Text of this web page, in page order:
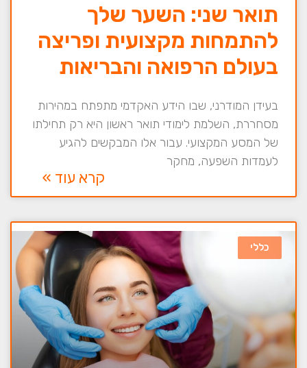
תואר שני: השער שלך
להתמחות מקצועית ופריצה
בעולם הרפואה והבריאות
בעידן המודרני, שבו הידע האקדמי מתפתח במהירות
מסחררת, השלמת לימודי תואר ראשון היא רק תחילתו
של המסע המקצועי. עבור אלו המבקשים להגיע
לעמדות השפעה, מחקר
קרא עוד »
כללי